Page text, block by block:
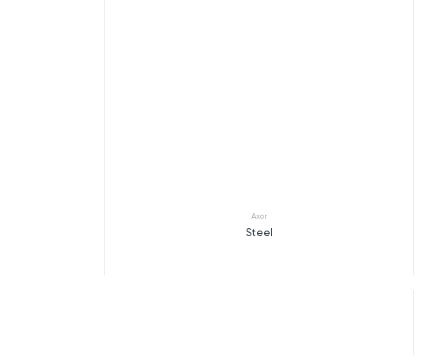
Axor
Steel